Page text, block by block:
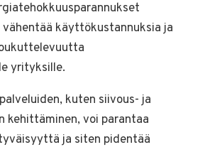
käyttökustannuksia ja
yrityksille.
kuten siivous- ja
kehittäminen, voi parantaa
ja siten pidentää